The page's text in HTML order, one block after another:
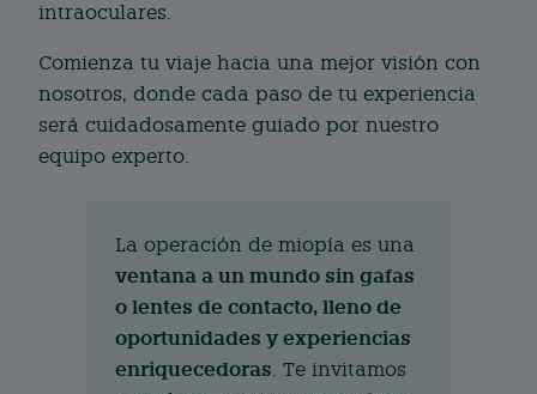
intraoculares.
Comienza tu viaje hacia una mejor visión con
nosotros, donde cada paso de tu experiencia
será cuidadosamente guiado por nuestro
equipo experto.
La operación de miopía es una
ventana a un mundo sin gafas
o lentes de contacto, lleno de
oportunidades y experiencias
enriquecedoras. Te invitamos